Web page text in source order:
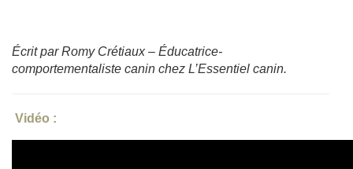
Écrit par Romy Crétiaux – Éducatrice-
comportementaliste canin chez L’Essentiel canin.
Vidéo :